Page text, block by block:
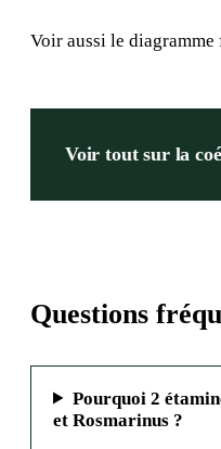
Voir aussi le diagramme
Voir tout sur la
Questions
Pourquoi 2
et Rosmarinus ?